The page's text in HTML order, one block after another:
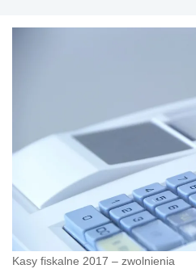
Kasy fiskalne 2017 – zwolnienia